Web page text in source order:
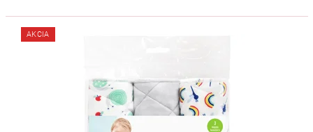
AKCIA